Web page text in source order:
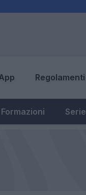
Regolamenti